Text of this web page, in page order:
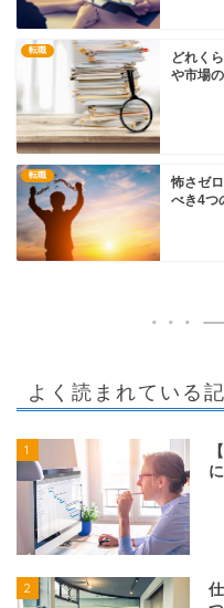
転職
どれく
や市場
転職
怖さゼ
べき4つ
よく読まれている
1
2